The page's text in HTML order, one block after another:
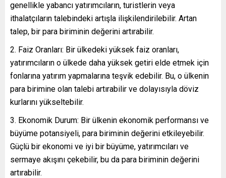
genellikle yabancı yatırımcıların, turistlerin veya
ithalatçıların talebindeki artışla ilişkilendirilebilir. Artan
talep, bir para biriminin değerini artırabilir.
Faiz Oranları: Bir ülkedeki yüksek faiz oranları,
yatırımcıların o ülkede daha yüksek getiri elde etmek için
fonlarına yatırım yapmalarına teşvik edebilir. Bu, o ülkenin
para birimine olan talebi artırabilir ve dolayısıyla döviz
kurlarını yükseltebilir.
Ekonomik Durum: Bir ülkenin ekonomik performansı ve
büyüme potansiyeli, para biriminin değerini etkileyebilir.
Güçlü bir ekonomi ve iyi bir büyüme, yatırımcıları ve
sermaye akışını çekebilir, bu da para biriminin değerini
artırabilir.